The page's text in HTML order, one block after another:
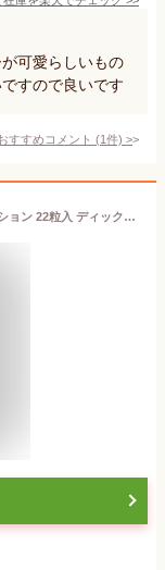
可愛らしいもの
すので良いです
すすめコメント (1件) >
バレンタイン チョコ 2026 ミッフィーコレクション 22粒入 ディック・ブルーナ by モロゾフ ミッフィー バレンタイン 2026 チョコレート ギフト ミッフィー 本命 バレンタイン 2026 miffy かわいい チョコレート 友チョコ 小学生